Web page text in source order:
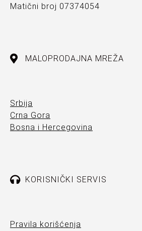
Matični broj 07374054
MALOPRODAJNA MREŽA
Srbija
Crna Gora
Bosna i Hercegovina
KORISNIČKI SERVIS
Pravila korišćenja